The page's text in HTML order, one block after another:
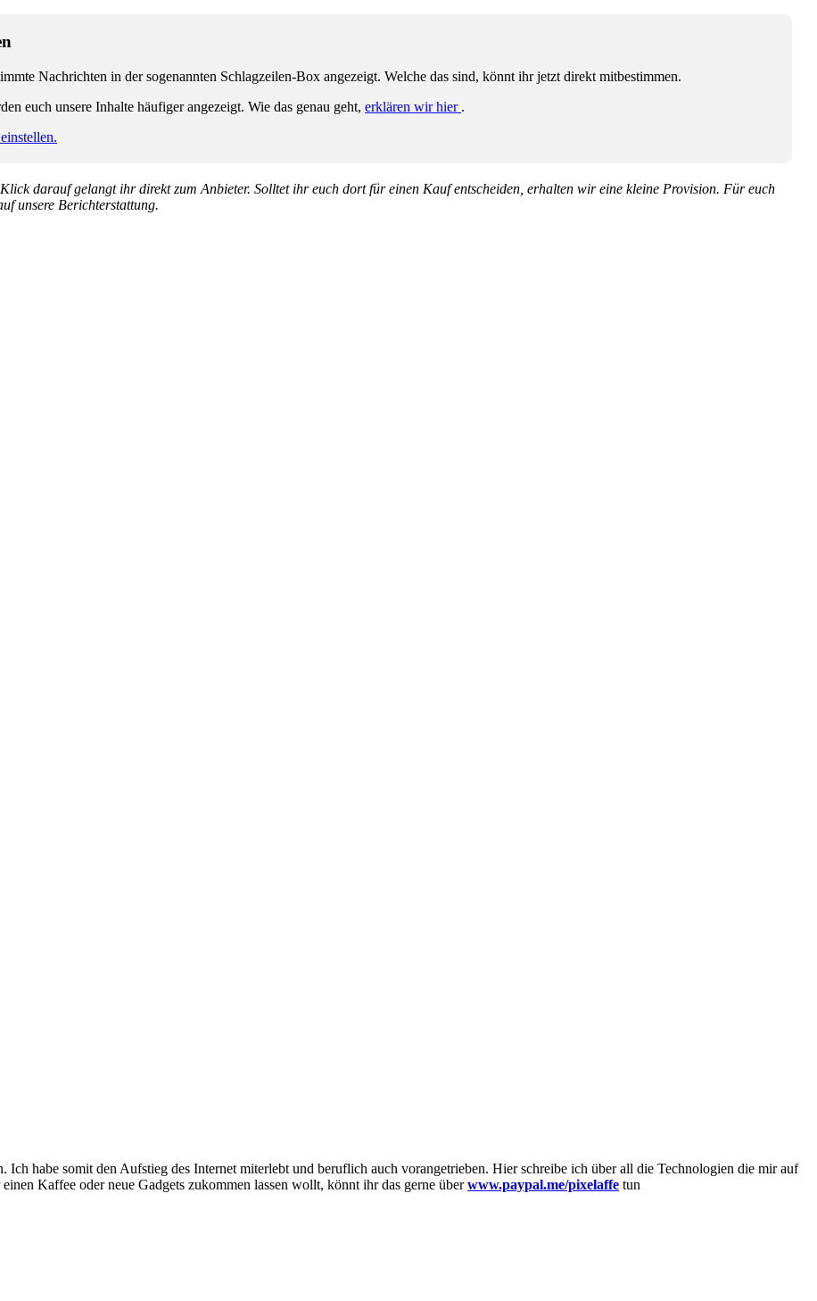
Nachrichten in der sogenannten Schlagzeilen-Box angezeigt. Welche das sind, könnt ihr jetzt direkt mitbestimmen.
euch unsere Inhalte häufiger angezeigt. Wie das genau geht, erklären wir hier .
darauf gelangt ihr direkt zum Anbieter. Solltet ihr euch dort für einen Kauf entscheiden, erhalten wir eine kleine Provision. Für euch
unsere Berichterstattung.
habe somit den Aufstieg des Internet miterlebt und beruflich auch vorangetrieben. Hier schreibe ich über all die Technologien die mir auf
Kaffee oder neue Gadgets zukommen lassen wollt, könnt ihr das gerne überwww.paypal.me/pixelaffe tun